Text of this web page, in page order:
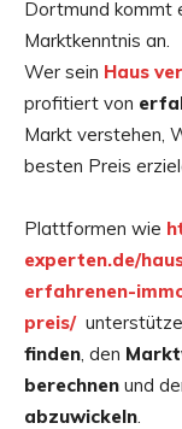
Dortmund kommt
Marktkenntnis an.
Wer sein Haus
profitiert von
Markt verstehen,
besten Preis
Plattformen wie
experten.de/
erfahrenen-
preis/
finden , den
berechnen und
abzuwickeln